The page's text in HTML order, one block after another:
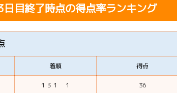
目終了時点の得点率ランキング
着順 得点
１３１ １ 36